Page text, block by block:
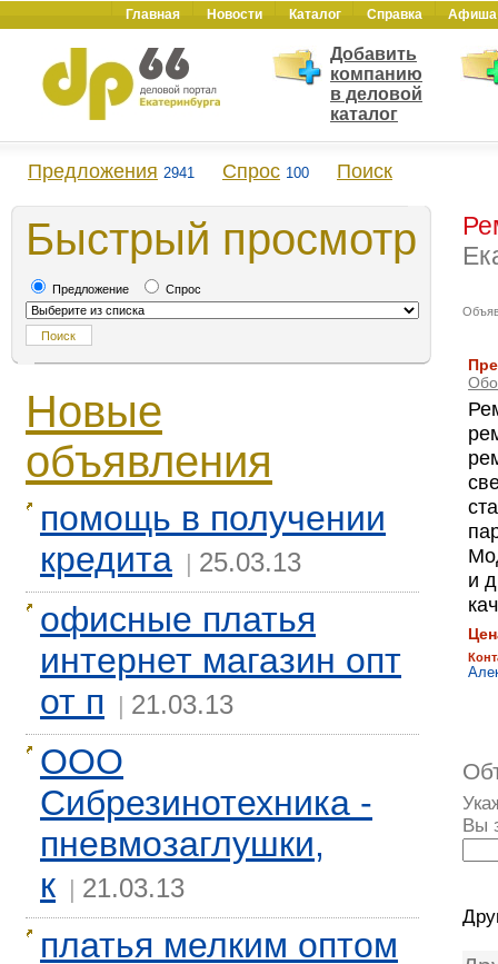
Главная Новости Каталог Справка Афиша
Добавить
компанию
в деловой
каталог
Предложения 2941 Спрос 100 Поиск
Быстрый просмотр
Предложение Спрос
Новые
объявления
помощь в получении
кредита | 25.03.13
офисные платья
интернет магазин опт
от п | 21.03.13
ООО
Сибрезинотехника -
пневмозаглушки,
к | 21.03.13
платья мелким оптом
и
Вы